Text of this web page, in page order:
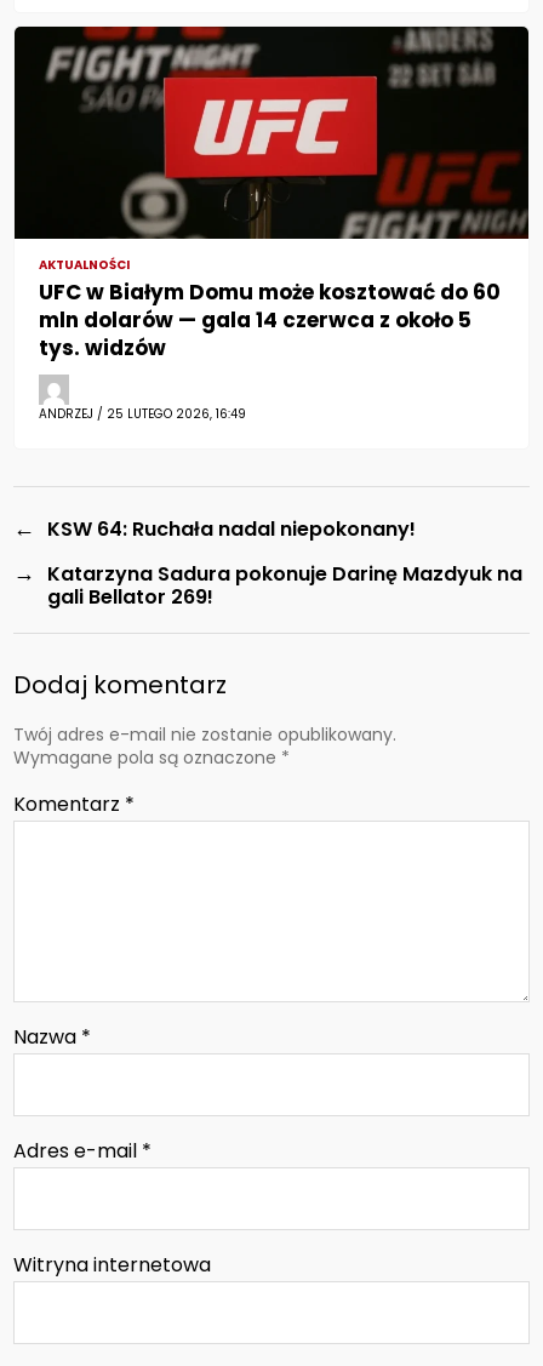
AKTUALNOŚCI
UFC w Białym Domu może kosztować do 60
mln dolarów — gala 14 czerwca z około 5
tys. widzów
ANDRZEJ / 25 LUTEGO 2026, 16:49
← KSW 64: Ruchała nadal niepokonany!
→
Katarzyna Sadura pokonuje Darinę Mazdyuk na
gali Bellator 269!
Dodaj komentarz
Twój adres e-mail nie zostanie opublikowany.
Wymagane pola są oznaczone *
Komentarz *
Nazwa *
Adres e-mail *
Witryna internetowa